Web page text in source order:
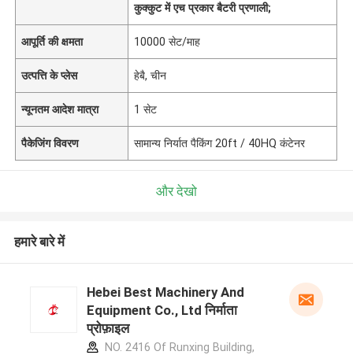
कुक्कुट में एच प्रकार बैटरी प्रणाली;
आपूर्ति की क्षमता 10000 सेट/माह
उत्पत्ति के प्लेस हेबै, चीन
न्यूनतम आदेश मात्रा 1 सेट
पैकेजिंग विवरण सामान्य निर्यात पैकिंग 20ft / 40HQ कंटेनर
और देखो
हमारे बारे में
Hebei Best Machinery And
Equipment Co., Ltd निर्माता
प्रोफ़ाइल
NO. 2416 Of Runxing Building,